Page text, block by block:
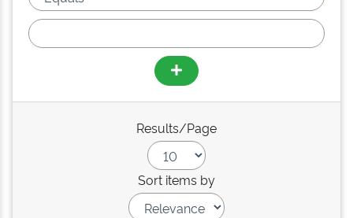
Results/Page
Sort items by